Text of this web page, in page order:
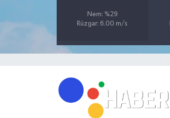
Nem: %29
Rüzgar: 6.00 m/s